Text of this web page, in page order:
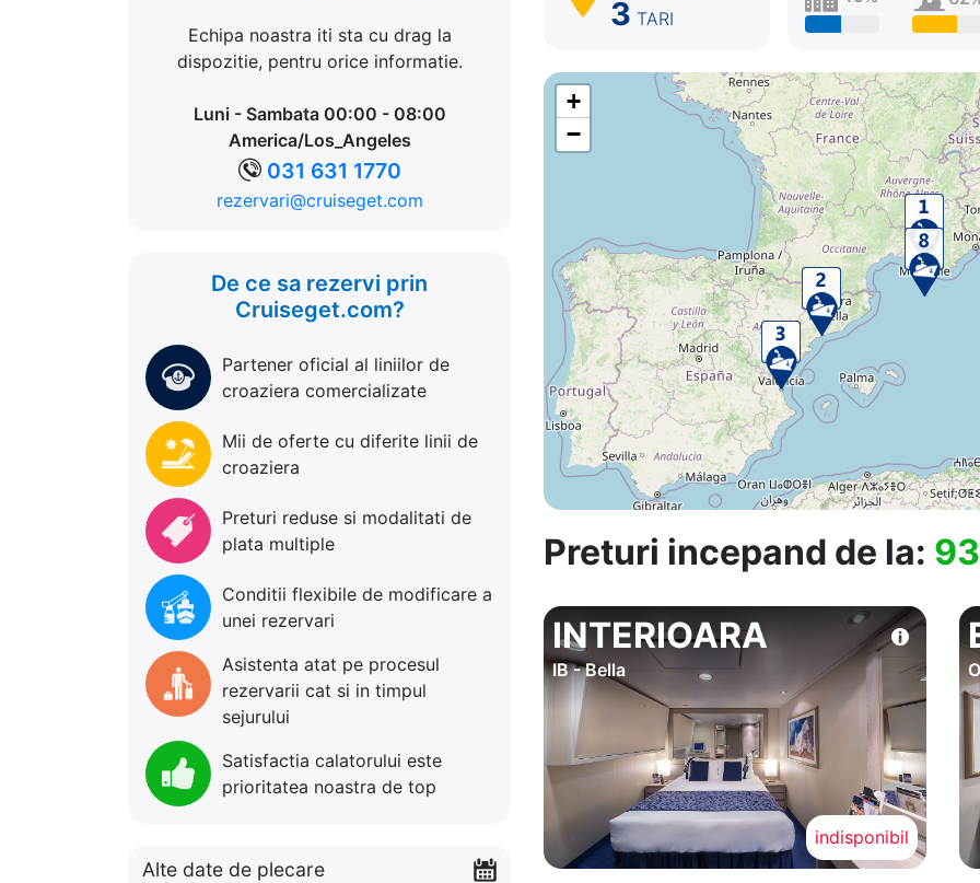
Echipa noastra iti sta cu drag la
dispozitie, pentru orice informatie.
Luni - Sambata 00:00 - 08:00
America/Los_Angeles
031 631 1770
rezervari@cruiseget.com
De ce sa rezervi prin
Cruiseget.com?
Partener oficial al liniilor de
croaziera comercializate
Mii de oferte cu diferite linii de
croaziera
Preturi reduse si modalitati de
plata multiple
Conditii flexibile de modificare a
unei rezervari
Asistenta atat pe procesul
rezervarii cat si in timpul
sejurului
Satisfactia calatorului este
prioritatea noastra de top
Alte date de plecare
3 TARI
+
−
Preturi incepand de la:
INTERIOARA
IB - Bella
indisponibil